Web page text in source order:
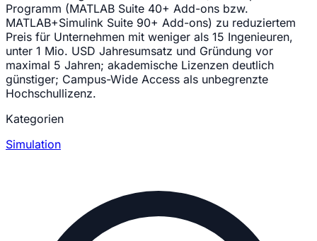
Programm (MATLAB Suite 40+ Add-ons bzw.
MATLAB+Simulink Suite 90+ Add-ons) zu reduziertem
Preis für Unternehmen mit weniger als 15 Ingenieuren,
unter 1 Mio. USD Jahresumsatz und Gründung vor
maximal 5 Jahren; akademische Lizenzen deutlich
günstiger; Campus-Wide Access als unbegrenzte
Hochschullizenz.
Kategorien
Simulation